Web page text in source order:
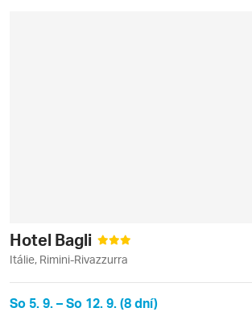
Hotel Bagli
Itálie, Rimini-Rivazzurra
So 5. 9. – So 12. 9. (8 dní)